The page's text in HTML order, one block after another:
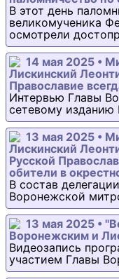
В этот день
великомученика
осмотрели
14 мая 2025 •
Лискинский
Православие
Интервью Главы
сетевому
13 мая 2025 •
Лискинский
Русской
обители в
В состав
Воронежской
13 мая 2025 •
Воронежским и
Видеозапись
участием Главы